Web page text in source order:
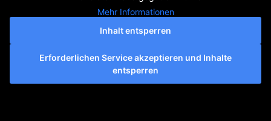
Mehr Informationen
Inhalt entsperren
Erforderlichen Service akzeptieren und Inhalte
entsperren